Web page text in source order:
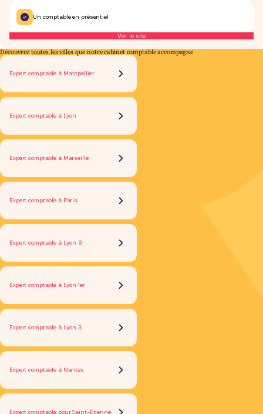
Un comptable en présentiel
Voir le site
Découvreztoutes les villesque notre cabinet comptable accompagne
Expert comptable à Montpellier
Expert comptable à Lyon
Expert comptable à Marseille
Expert comptable à Paris
Expert comptable à Lyon 9
Expert comptable à Lyon 1er
Expert comptable à Lyon 3
Expert comptable à Nantes
Expert comptable pour Saint-Étienne